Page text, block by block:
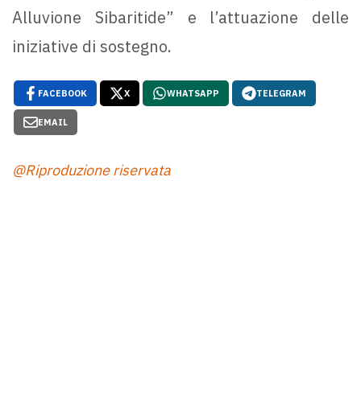
Alluvione Sibaritide” e l’attuazione delle
iniziative di sostegno.
FACEBOOK X WHATSAPP TELEGRAM
EMAIL
@Riproduzione riservata